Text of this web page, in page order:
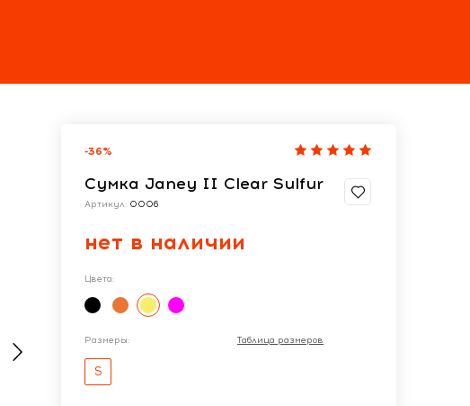
-36%
Сумка Janey II Clear Sulfur
Артикул: 0006
нет в наличии
Цвета:
Размеры: Таблица размеров
S